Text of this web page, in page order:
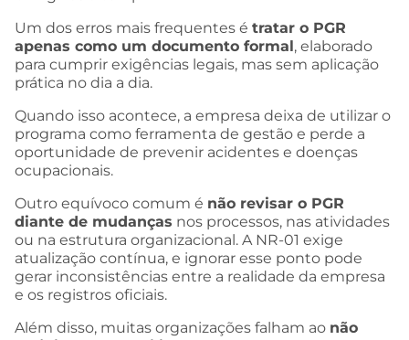
Um dos erros mais frequentes é tratar o PGR
apenas como um documento formal, elaborado
para cumprir exigências legais, mas sem aplicação
prática no dia a dia.
Quando isso acontece, a empresa deixa de utilizar o
programa como ferramenta de gestão e perde a
oportunidade de prevenir acidentes e doenças
ocupacionais.
Outro equívoco comum é não revisar o PGR
diante de mudanças nos processos, nas atividades
ou na estrutura organizacional. A NR-01 exige
atualização contínua, e ignorar esse ponto pode
gerar inconsistências entre a realidade da empresa
e os registros oficiais.
Além disso, muitas organizações falham ao não